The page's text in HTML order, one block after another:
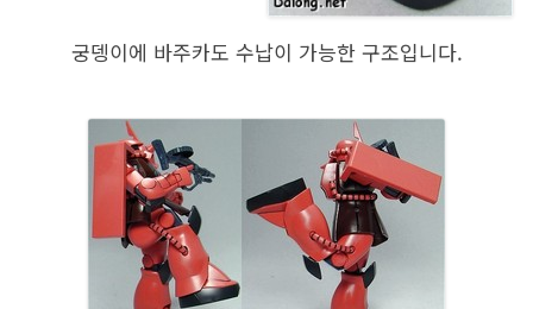
궁뎅이에 바주카도 수납이 가능한 구조입니다.